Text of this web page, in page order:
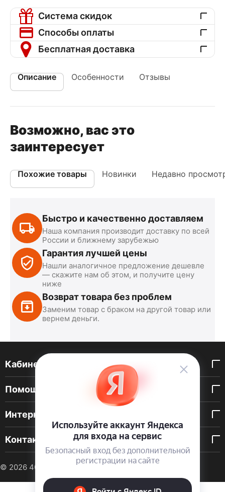
Система скидок
Способы оплаты
Бесплатная доставка
Описание Особенности Отзывы
Возможно, вас это
заинтересует
Похожие товары Новинки Недавно
Быстро и качественно доставляем
Наша компания производит доставку по всей
России и ближнему зарубежью
Гарантия лучшей цены
Нашли аналогичное предложение дешевле
— скажите нам об этом, и получите цену
ниже
Возврат товара без проблем
Заменим товар с браком на другой товар или
вернем деньги.
Кабинет покупателя
Помощь покупателю
Интернет-магазин
Контакты
© 2026 40 DEN. Интернет-магазин